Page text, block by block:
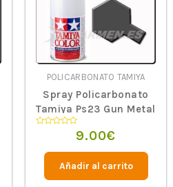
POLICARBONATO TAMIYA
Spray Policarbonato
Tamiya Ps23 Gun Metal
9.00€
Añadir al carrito